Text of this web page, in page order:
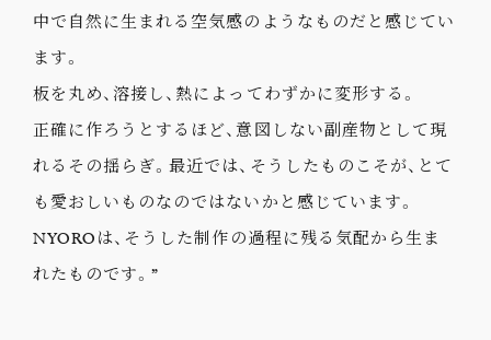
中で自然に生まれる空気感のようなものだと感じてい
ます。
板を丸め、溶接し、熱によってわずかに変形する。
正確に作ろうとするほど、意図しない副産物として現
れるその揺らぎ。最近では、そうしたものこそが、とて
も愛おしいものなのではないかと感じています。
NYOROは、そうした制作の過程に残る気配から生ま
れたものです。”